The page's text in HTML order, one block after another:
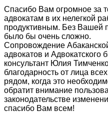
Спасибо Вам огромное за
адвокатам в их нелегкой
продуктивным. Без Вашей
было бы очень сложно.
Сопровождение
адвокатов и
консультант Юлия
благодарность от лица
рядом, когда это
обратит внимание
законодательстве
спасибо Вам всем!